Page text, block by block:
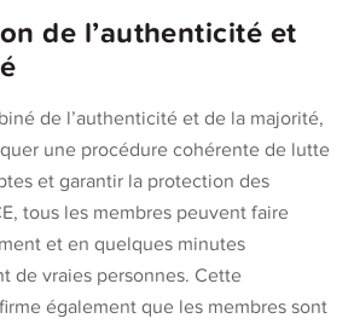
de l’authenticité et
de l’authenticité et de la majorité,
une procédure cohérente de lutte
et garantir la protection des
tous les membres peuvent faire
et en quelques minutes
de vraies personnes. Cette
également que les membres sont